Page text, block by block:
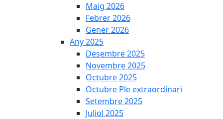
Maig 2026
Febrer 2026
Gener 2026
Any 2025
Desembre 2025
Novembre 2025
Octubre 2025
Octubre Ple extraordinari
Setembre 2025
Juliol 2025